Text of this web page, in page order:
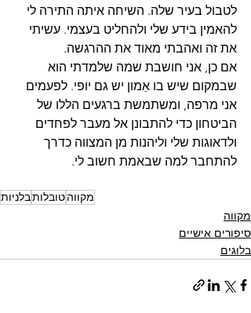
לטבול בעיר שלה. השיחה איתה התירה לי
להאמין בידע שלי ולהחליט בעצמי. עשיתי
את זה ואהבתי מאוד את ההרגשה.
אם כן, אני חושבת שמה שלמדתי הוא
שבמקום שיש בו אֵמון יש גם יופי. לפעמים
אני מרפה, ומשתמשת ברגעים הללו של
הביטחון כדי להתבונן אל מעבר לפחדים
ולדאוגות שלי וליהנות מן המצווה כדרך
להתחבר למה שבאמת חשוב לי.
מקווהטובלותבלניות
מקווה
סיפורים אישיים
בלוגים